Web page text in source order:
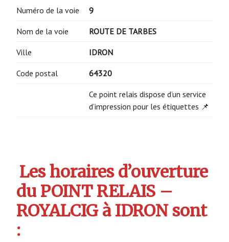
Numéro de la voie 9
Nom de la voie ROUTE DE TARBES
Ville IDRON
Code postal 64320
Ce point relais dispose d’un service
d’impression pour les étiquettes 📌
Les horaires d’ouverture
du POINT RELAIS –
ROYALCIG à IDRON sont
: